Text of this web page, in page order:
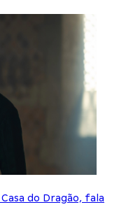
do Dragão, fala